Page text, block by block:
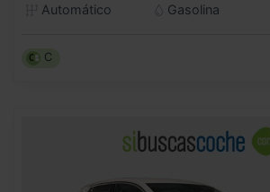
Automático
Gasolina
C